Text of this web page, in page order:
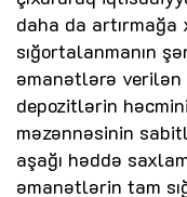
daha da
sığortalanmanın
əmanətlərə
depozitlərin
məzənnəsinin
aşağı həddə
əmanətlərin tam